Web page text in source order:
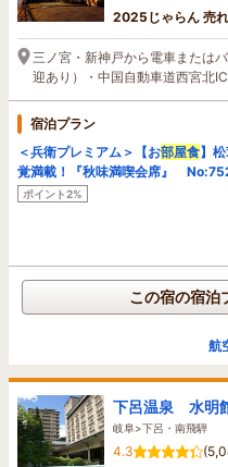
2025じゃらん 売
三ノ宮・新神戸から電車または
迎あり）・中国自動車道西宮北
宿泊プラン
＜兵衛プレミアム＞【お部屋食】
覚満載！『秋味満喫会席』
ポイント2%
この宿の宿泊
航
下呂温泉 水明
岐阜>下呂・南飛騨
4.3